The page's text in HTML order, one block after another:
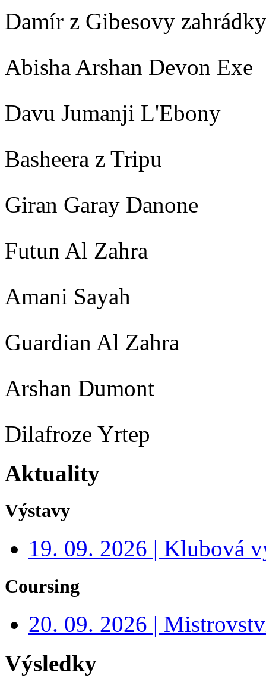
Damír z Gibesovy zahrádky
Abisha Arshan Devon Exe
Davu Jumanji L'Ebony
Basheera z Tripu
Giran Garay Danone
Futun Al Zahra
Amani Sayah
Guardian Al Zahra
Arshan Dumont
Dilafroze Yrtep
Aktuality
Výstavy
19. 09. 2026 | Klubová
Coursing
20. 09. 2026 |
Výsledky